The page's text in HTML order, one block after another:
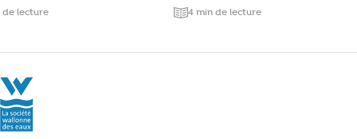
de lecture 4 min de lecture
La Société Wallonne des Eaux